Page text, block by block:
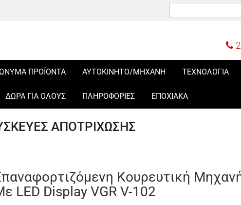
ΠΡΟΪΟΝΤΑ ΑΥΤΟΚΙΝΗΤΟ/ΜΗΧΑΝΗ ΤΕΧΝΟΛΟΓΙΑ
ΔΩΡΑ ΓΙΑ ΟΛΟΥΣ ΠΛΗΡΟΦΟΡΙΕΣ ΕΠΟΧΙΑΚΑ
ΑΠΟΤΡΙΧΩΣΗΣ
Κουρευτική
LED Display VGR V-102